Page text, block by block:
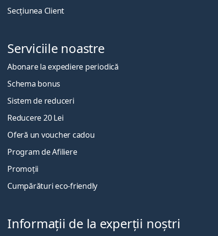
Secțiunea Client
Serviciile noastre
Abonare la expediere periodică
Schema bonus
Sistem de reduceri
Reducere 20 Lei
Oferă un voucher cadou
Program de Afiliere
Promoții
Cumpărături eco-friendly
Informații de la experții noștri